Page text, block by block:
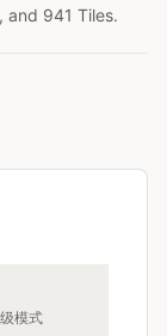
and 941 Tiles.
模式